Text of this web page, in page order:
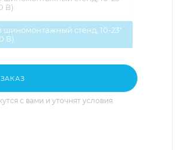
В)
шиномонтажный стенд, 10-23"
В)
с вами и уточнят условия